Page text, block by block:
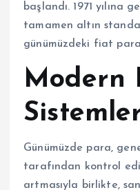
başlandı. 1971 yılına
tamamen altın
günümüzdeki fiat
Modern
Günümüzde para,
tarafından kontrol
artmasıyla birlikte,